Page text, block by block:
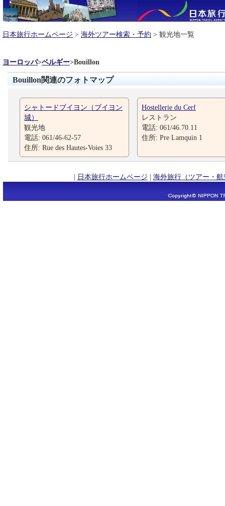
日本旅行ホームページ > 海外ツアー検索・予約 > 観光地一覧
ヨーロッパ>ベルギー>Bouillon
Bouillon関連のフォトマップ
シャトードブイヨン（ブイヨン
城）
観光地
電話: 061/46-62-57
住所: Rue des Hautes-Voies 33
Hostellerie du Cerf
レストラン
電話: 061/46.70.11
住所: Pre Lamquin 1
| 日本旅行ホームページ | 海外旅行（ツアー・航